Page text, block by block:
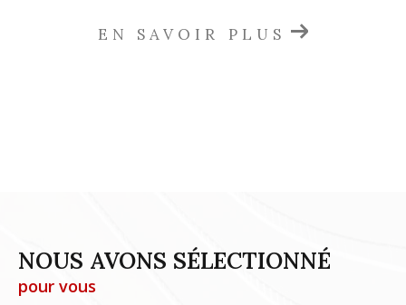
EN SAVOIR PLUS
NOUS AVONS SÉLECTIONNÉ
pour vous